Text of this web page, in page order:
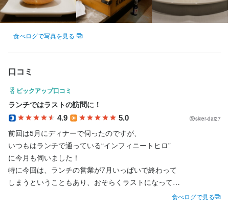
食べログで写真を見る
口コミ
ピックアップ口コミ
ランチではラストの訪問に！
4.9 5.0 skier-dai27
前回は5月にディナーで伺ったのですが、
いつもはランチで通っている“インフィニートヒロ”
に今月も伺いました！
特に今回は、ランチの営業が7月いっぱいで終わって
しまうということもあり、おそらくラストになって
食べログで見る
将来的に高級業態で働きたい方にとって、
非常に実践的な環境です。
【少人数だからこそ、一人ひとりが重要】
現在は少人数体制で営業しているため、
単なる配膳係ではなく、
店全体を一緒につくっていく感覚で働いていただけます。
【各界のプロフェッショナルと接する環境】
一般的な飲食店では出会えないような方々が、
日常的に来店されます。
・経営者
・医師
・文化人
・政治家
・各分野の専門家
など、
さまざまな世界で活躍している方々が来店されます。
料理人としてだけでなく、
社会人としての視野や価値観を広げられる環境です。
一般的な飲食店では得られない
人との出会いが日常的にあります。
【本気で料理人を目指す人には最高の環境。軽い気持ちの方には
身に付くスキル
高級食材の知識 ワインの知識
応募資格
必須スキル・経験
コミュニケーション能力
歓迎スキル・経験
コミュニケーション能力
将来的に高級業態で働きたい方にとって、
非常に実践的な環境です。
【少人数だからこそ、一人ひとりが重要】
現在は少人数体制で営業しているため、
単なる配膳係ではなく、
店全体を一緒につくっていく感覚で働いていただけます。
【各界のプロフェッショナルと接する環境】
一般的な飲食店では出会えないような方々が、
日常的に来店されます。
身に付くスキル
高級食材の知識 ワインの知識
応募資格
必須スキル・経験
コミュニケーション能力
歓迎スキル・経験
コミュニケーション能力